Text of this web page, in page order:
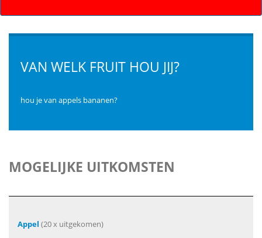
VAN WELK FRUIT HOU JIJ?
hou je van appels bananen?
MOGELIJKE UITKOMSTEN
Appel (20 x uitgekomen)